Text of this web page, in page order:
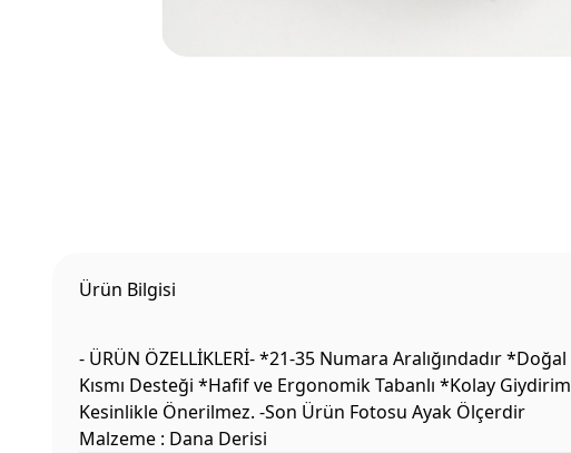
Ürün Bilgisi
- ÜRÜN ÖZELLİKLERİ- *21-35 Numara Aralığındadır
Kısmı Desteği *Hafif ve Ergonomik Tabanlı *Kolay
Kesinlikle Önerilmez. -Son Ürün Fotosu Ayak Ölçerdir
Malzeme : Dana Derisi